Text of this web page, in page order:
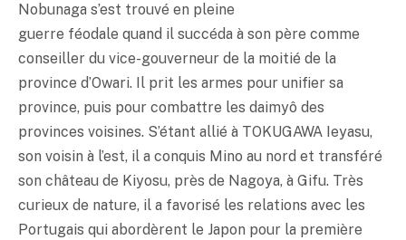
Nobunaga s’est trouvé en pleine
guerre féodale quand il succéda à son père comme
conseiller du vice-gouverneur de la moitié de la
province d’Owari. Il prit les armes pour unifier sa
province, puis pour combattre les daimyô des
provinces voisines. S’étant allié à TOKUGAWA Ieyasu,
son voisin à l’est, il a conquis Mino au nord et transféré
son château de Kiyosu, près de Nagoya, à Gifu. Très
curieux de nature, il a favorisé les relations avec les
Portugais qui abordèrent le Japon pour la première